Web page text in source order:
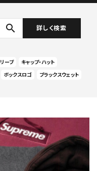
search 詳しく検索
ーブ
キャップ・ハット
ボックスロゴ ブラックスウェット